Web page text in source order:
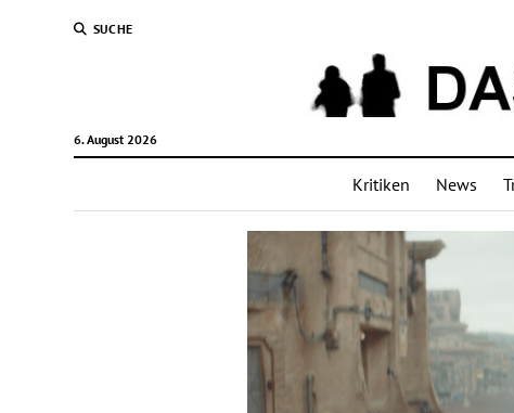
SUCHE
6. August 2026
Kritiken News